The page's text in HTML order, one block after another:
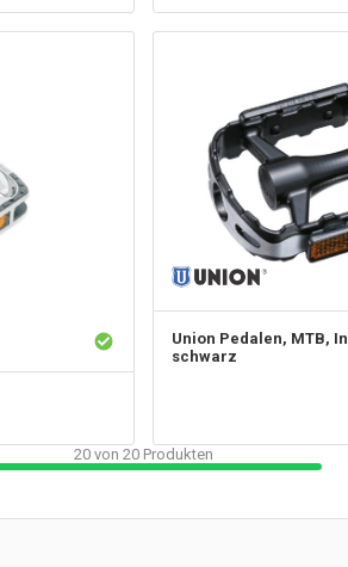
Union Pedalen, MTB,
schwarz
20von 20Produkten